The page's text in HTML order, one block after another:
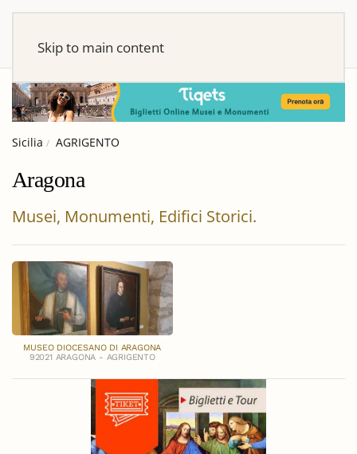
Skip to main content
Sicilia AGRIGENTO
Aragona
Musei, Monumenti, Edifici Storici.
MUSEO DIOCESANO DI ARAGONA
92021 ARAGONA - AGRIGENTO